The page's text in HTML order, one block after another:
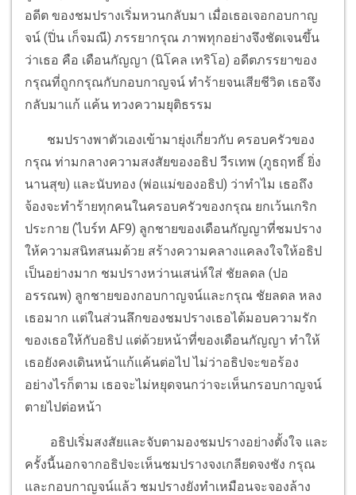
อดีต ของชมปรางเริ่มหวนกลับมา เมื่อเธอเจอกอบกาญ
จน์ (ปิ่น เก็จมณี) ภรรยากรุณ ภาพทุกอย่างจึงชัดเจนขึ้น
ว่าเธอ คือ เดือนกัญญา (นิโคล เทริโอ) อดีตภรรยาของ
กรุณที่ถูกกรุณกับกอบกาญจน์ ทำร้ายจนเสียชีวิต เธอจึง
กลับมาแก้ แค้น ทวงความยุติธรรม
ชมปรางพาตัวเองเข้ามายุ่งเกี่ยวกับ ครอบครัวของ
กรุณ ท่ามกลางความสงสัยของอธิป วีรเทพ (ภูธฤทธิ์ ยิ่ง
นานสุข) และนับทอง (พ่อแม่ของอธิป) ว่าทำไม เธอถึง
จ้องจะทำร้ายทุกคนในครอบครัวของกรุณ ยกเว้นเกริก
ประกาย (ไบร์ท AF9) ลูกชายของเดือนกัญญาที่ชมปราง
ให้ความสนิทสนมด้วย สร้างความคลางแคลงใจให้อธิป
เป็นอย่างมาก ชมปรางหว่านเสน่ห์ใส่ ชัยลดล (ปอ
อรรณพ) ลูกชายของกอบกาญจน์และกรุณ ชัยลดล หลง
เธอมาก แต่ในส่วนลึกของชมปรางเธอได้มอบความรัก
ของเธอให้กับอธิป แต่ด้วยหน้าที่ของเดือนกัญญา ทำให้
เธอยังคงเดินหน้าแก้แค้นต่อไป ไม่ว่าอธิปจะขอร้อง
อย่างไรก็ตาม เธอจะไม่หยุดจนกว่าจะเห็นกรอบกาญจน์
ตายไปต่อหน้า
อธิปเริ่มสงสัยและจับตามองชมปรางอย่างตั้งใจ และ
ครั้งนี้นอกจากอธิปจะเห็นชมปรางจงเกลียดจงชัง กรุณ
และกอบกาญจน์แล้ว ชมปรางยังทำเหมือนจะจองล้าง